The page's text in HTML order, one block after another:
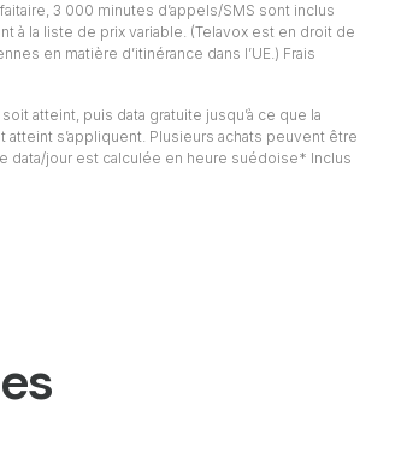
3 000 minutes d’appels/SMS sont inclus
à la liste de prix variable. (Telavox est en droit de
en matière d’itinérance dans l’UE.) Frais
atteint, puis data gratuite jusqu’à ce que la
s’appliquent. Plusieurs achats peuvent être
data/jour est calculée en heure suédoise* Inclus